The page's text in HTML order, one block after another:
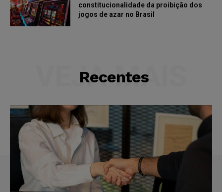
constitucionalidade da proibição dos
jogos de azar no Brasil
Recentes
VEJA MAIS